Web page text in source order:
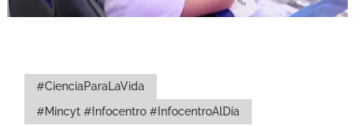
#CienciaParaLaVida
#Mincyt #Infocentro #InfocentroAlDía